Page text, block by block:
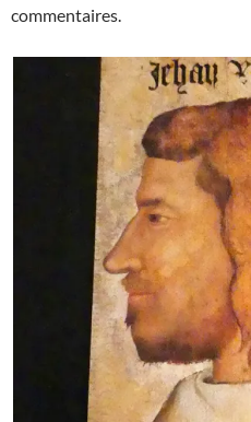
commentaires.